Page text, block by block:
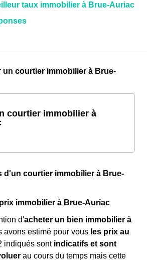
taux immobilier à Brue-Auriac
un courtier immobilier à Brue-
courtier immobilier à
d'un courtier immobilier à Brue-
immobilier à Brue-Auriac
d'acheter un bien immobilier à
avons estimé pour vous les prix au
indiqués sont indicatifs et sont
au cours du temps mais cette